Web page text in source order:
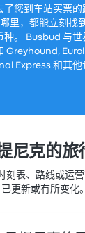
了您到车站买票的
里，都能立刻找
种。 Busbud 与
Greyhound,
Express 和其他
尼克的旅
刻表、路线或运
已更新或有所变化。